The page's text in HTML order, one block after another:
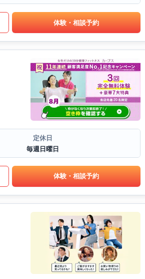
体験・相談予約
定休日
毎週日曜日
体験・相談予約